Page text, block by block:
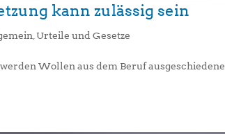
kann zulässig sein
,Urteile und Gesetze
Wollen aus dem Beruf ausgeschiedene